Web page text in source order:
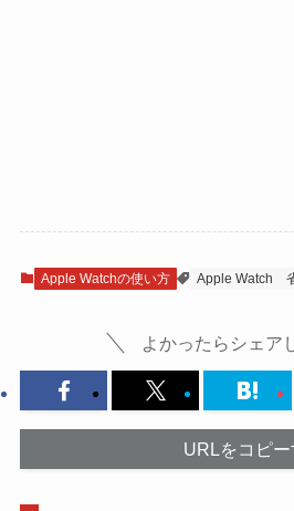
Apple Watchの使い方 Apple Watch
よかったらシェア
URLをコピー